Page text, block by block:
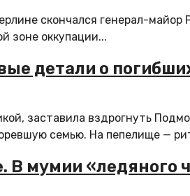
скончался генерал-
зоне оккупации...
детали о
заставила вздрогнуть
семью. На пепелище —
В мумии «ледяного